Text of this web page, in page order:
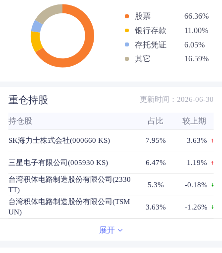
股票
66.36%
银行存款
11.00%
存托凭证
6.05%
其它
16.59%
重仓持股 更新时间：2026-06-30
持仓股 占比 较上期
SK海力士株式会社(000660 KS) 7.95% 3.63%
三星电子有限公司(005930 KS) 6.47% 1.19%
台湾积体电路制造股份有限公司(2330
TT)
5.3% -0.18%
台湾积体电路制造股份有限公司(TSM
UN)
3.63% -1.26%
展开